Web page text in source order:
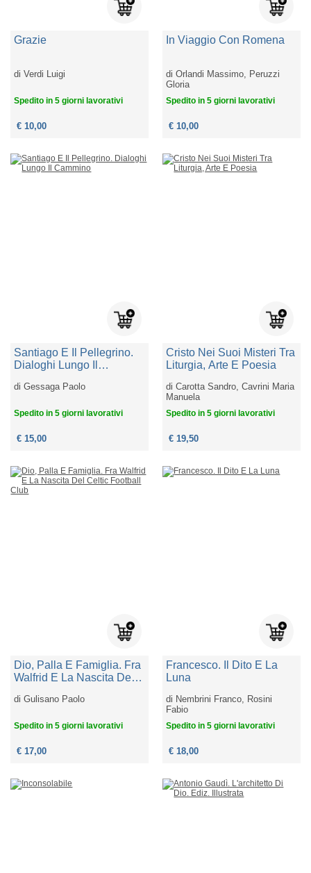
Grazie
diVerdi Luigi
Spedito in 5 giorni lavorativi
€ 10,00
In Viaggio Con Romena
diOrlandi Massimo, Peruzzi
Gloria
Spedito in 5 giorni lavorativi
€ 10,00
Santiago E Il Pellegrino.
Dialoghi Lungo Il
diGessaga Paolo
Spedito in 5 giorni lavorativi
€ 15,00
Cristo Nei Suoi Misteri Tra
Liturgia, Arte E Poesia
diCarotta Sandro, Cavrini Maria
Manuela
Spedito in 5 giorni lavorativi
€ 19,50
Dio, Palla E Famiglia. Fra
Walfrid E La Nascita Del
diGulisano Paolo
Spedito in 5 giorni lavorativi
€ 17,00
Francesco. Il Dito E La
Luna
di Nembrini Franco, Rosini
Fabio
Spedito in 5 giorni lavorativi
€ 18,00